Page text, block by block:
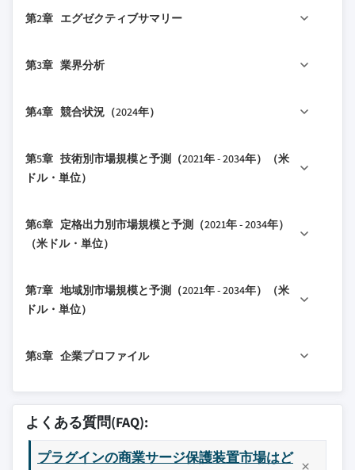
1.2 市場推計と予測パラメータ
1.4 データソース
1.4.2 二次データ
1.4.2.2 公共
第2章 エグゼクティブサマリー
第3章 業界分析
3.2 規制環境
3.3.1 成長ドライバー
3.5 ポーターの5つの力分析
3.5.1 供給業者の交渉力
3.5.3 新規参入の脅威
第4章 競合状況（2024年）
4.2 戦略的展望
4.3 イノベーションと持続可能性の状況
第5章 技術別市場規模と予測（2021年 - 2034年）（米
ドル・単位）
5.2 タイプ1
5.3 タイプ2
第6章 定格出力別市場規模と予測（2021年 - 2034年）
（米ドル・単位）
6.2 ≦ 50 kA
6.3 > 50 kA 以上 100 kA
6.5 > 150 kA
第7章 地域別市場規模と予測（2021年 - 2034年）（米
ドル・単位）
7.2 北米
7.2.2 カナダ
7.2.3 メキシコ
7.3 欧州
第8章 企業プロファイル
8.1 ABB
8.3 イートン
8.4 エマソン・エレクトリック
よくある質問(FAQ):
プラグインの商業サージ保護装置市場はど